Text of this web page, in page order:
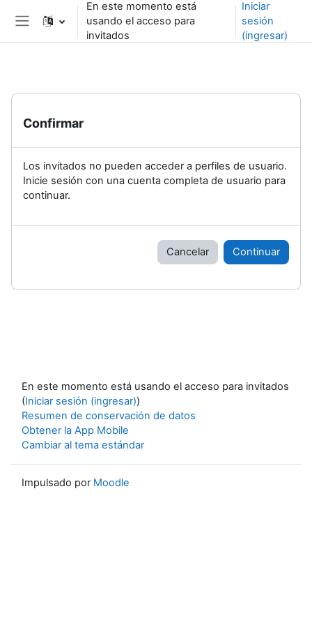
Saltar al contenido principal
Pánel lateral
En este momento está
usando el acceso para
invitados
Iniciar
sesión
(ingresar)
Confirmar
Los invitados no pueden acceder a perfiles de usuario.
Inicie sesión con una cuenta completa de usuario para
continuar.
Cancelar Continuar
En este momento está usando el acceso para invitados
(Iniciar sesión (ingresar))
Resumen de conservación de datos
Obtener la App Mobile
Cambiar al tema estándar
Impulsado por Moodle